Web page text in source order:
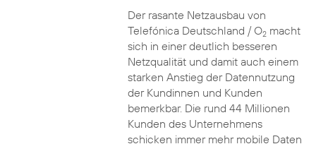
Der rasante Netzausbau von
Telefónica Deutschland / O2macht
sich in einer deutlich besseren
Netzqualität und damit auch einem
starken Anstieg der Datennutzung
der Kundinnen und Kunden
bemerkbar. Die rund 44 Millionen
Kunden des Unternehmens
schicken immer mehr mobile Daten